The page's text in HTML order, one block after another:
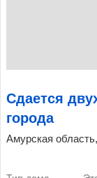
Сдается
города
Амурская